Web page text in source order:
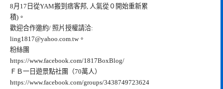
8月17日從YAM搬到痞客邦, 人氣從０開始重新累
積)。
歡迎合作邀約/ 照片授權請洽:
ling1817@yahoo.com.tw。
粉絲團
https://www.facebook.com/1817BoxBlog/
ＦＢ一日遊景點社團（70萬人）
https://www.facebook.com/groups/3438749723624